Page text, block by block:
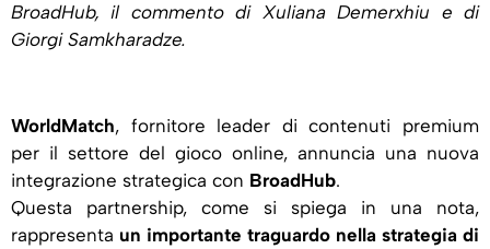
BroadHub, il commento di Xuliana Demerxhiu e di
Giorgi Samkharadze.
WorldMatch, fornitore leader di contenuti premium
per il settore del gioco online, annuncia una nuova
integrazione strategica con BroadHub.
Questa partnership, come si spiega in una nota,
rappresenta un importante traguardo nella strategia di